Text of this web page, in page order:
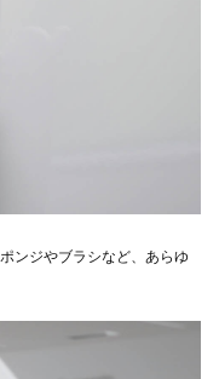
ンジやブラシなど、あらゆ